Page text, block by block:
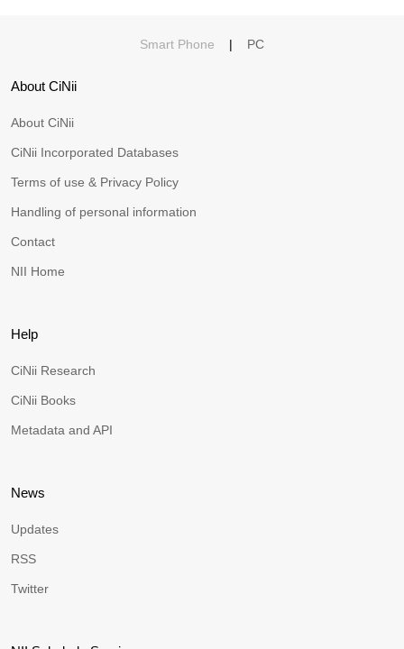
Smart Phone | PC
About CiNii
About CiNii
CiNii Incorporated Databases
Terms of use & Privacy Policy
Handling of personal information
Contact
NII Home
Help
CiNii Research
CiNii Books
Metadata and API
News
Updates
RSS
Twitter